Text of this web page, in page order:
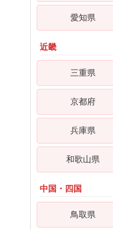
愛知県
近畿
三重県
京都府
兵庫県
和歌山県
中国・四国
鳥取県